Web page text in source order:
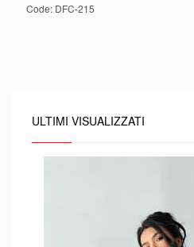
Code: DFC-215
ULTIMI VISUALIZZATI